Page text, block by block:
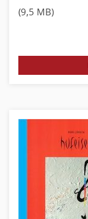
(9,5 MB)